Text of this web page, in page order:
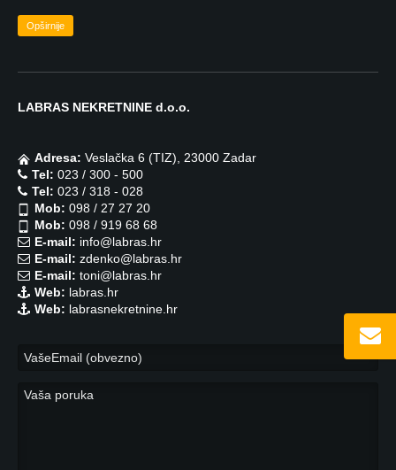
Opširnije
LABRAS NEKRETNINE d.o.o.
Adresa: Veslačka 6 (TIZ), 23000 Zadar
Tel: 023 / 300 - 500
Tel: 023 / 318 - 028
Mob: 098 / 27 27 20
Mob: 098 / 919 68 68
E-mail: info@labras.hr
E-mail: zdenko@labras.hr
E-mail: toni@labras.hr
Web: labras.hr
Web: labrasnekretnine.hr